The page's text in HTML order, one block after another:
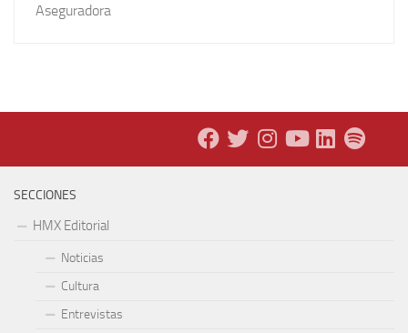
Aseguradora
SECCIONES
HMX Editorial
Noticias
Cultura
Entrevistas